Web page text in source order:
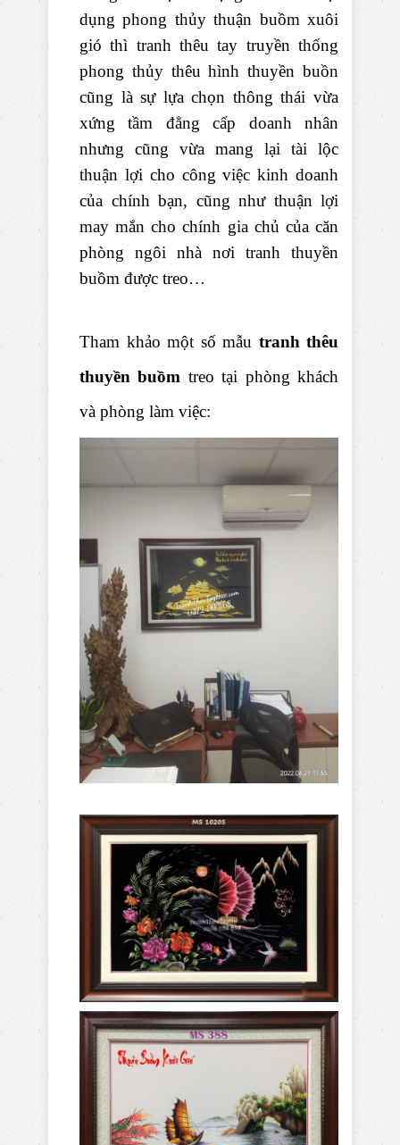
dụng phong thủy thuận buồm xuôi
gió thì tranh thêu tay truyền thống
phong thủy thêu hình thuyền buồn
cũng là sự lựa chọn thông thái vừa
xứng tầm đẳng cấp doanh nhân
nhưng cũng vừa mang lại tài lộc
thuận lợi cho công việc kinh doanh
của chính bạn, cũng như thuận lợi
may mắn cho chính gia chủ của căn
phòng ngôi nhà nơi tranh thuyền
buồm được treo…
Tham khảo một số mẫu tranh thêu
thuyền buồm treo tại phòng khách
và phòng làm việc: